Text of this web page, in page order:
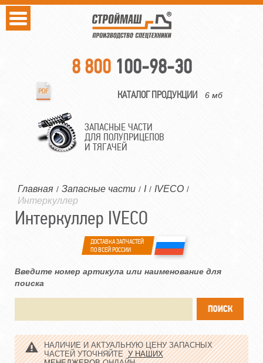
8 800 100-98-30
КАТАЛОГ ПРОДУКЦИИ 6 мб
ЗАПАСНЫЕ ЧАСТИ
ДЛЯ ПОЛУПРИЦЕПОВ
И ТЯГАЧЕЙ
Главная / Запасные части / I / IVECO /
Интеркуллер
Интеркуллер IVECO
ДОСТАВКА ЗАПЧАСТЕЙ
ПО ВСЕЙ РОССИИ
Введите номер артикула или наименование для
поиска
НАЛИЧИЕ И АКТУАЛЬНУЮ ЦЕНУ ЗАПАСНЫХ
ЧАСТЕЙ УТОЧНЯЙТЕУ НАШИХ